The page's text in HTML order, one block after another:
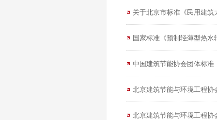
国家标准《预制轻薄型热
中国建筑节能协会团体标
北京建筑节能与环境工程
北京建筑节能与环境工程